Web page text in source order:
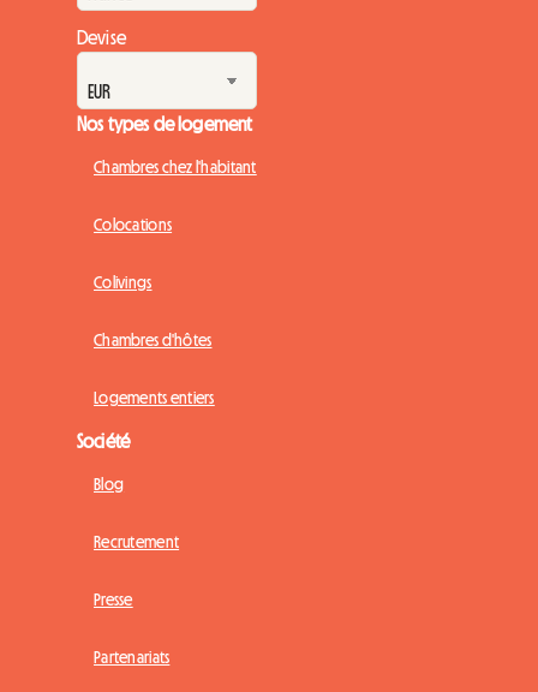
Devise
Nos types de logement
Chambres chez l'habitant
Colocations
Colivings
Chambres d'hôtes
Logements entiers
Société
Blog
Recrutement
Presse
Partenariats